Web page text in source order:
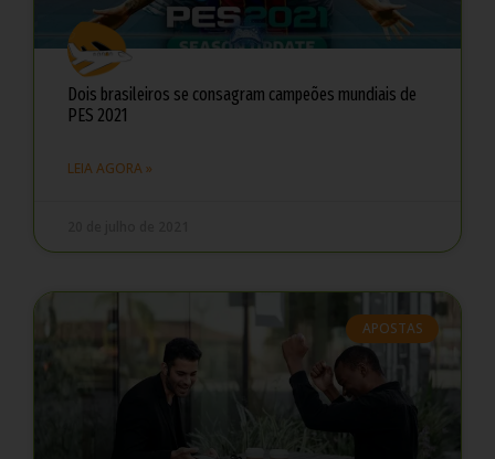
Dois brasileiros se consagram campeões mundiais de
PES 2021
LEIA AGORA »
APOSTAS